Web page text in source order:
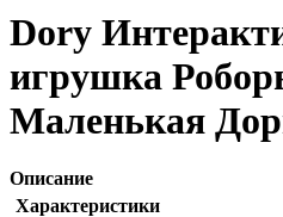
Dory
игрушка
Маленькая
Описание
Характеристики